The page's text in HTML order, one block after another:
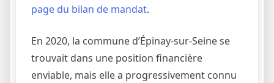
page du bilan de mandat.
En 2020, la commune d’Épinay-sur-Seine se
trouvait dans une position financière
enviable, mais elle a progressivement connu